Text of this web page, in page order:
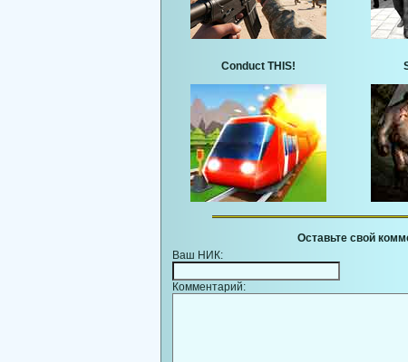
Conduct THIS!
Оставьте свой
Ваш НИК:
Комментарий: